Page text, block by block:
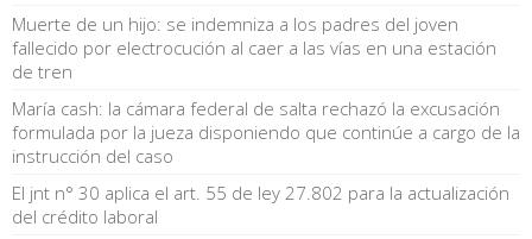
Muerte de un hijo: se indemniza a los padres del joven
fallecido por electrocución al caer a las vías en una estación
de tren
María cash: la cámara federal de salta rechazó la excusación
formulada por la jueza disponiendo que continúe a cargo de la
instrucción del caso
El jnt n° 30 aplica el art. 55 de ley 27.802 para la actualización
del crédito laboral